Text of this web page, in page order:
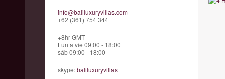
info@baliluxuryvillas.com
+62 (361) 754 344
+8hr GMT
Lun a vie 09:00 - 18:00
sáb 09:00 - 18:00
skype: baliluxuryvillas